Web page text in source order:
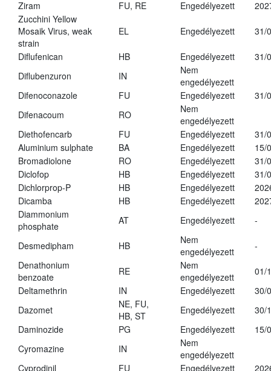
Ziram
FU, RE Engedélyezett
Zucchini Yellow
Mosaik Virus, weak
strain
EL Engedélyezett 31/
Diflufenican HB Engedélyezett
31/
Diflubenzuron
IN
Nem
engedélyezett
Difenoconazole
FU Engedélyezett
31/
Difenacoum
RO
Nem
engedélyezett
Diethofencarb
FU Engedélyezett
31/
Aluminium sulphate
BA Engedélyezett
15/
Bromadiolone
RO Engedélyezett
31/
Diclofop
HB Engedélyezett
31/
Dichlorprop-P
HB Engedélyezett
Dicamba
HB Engedélyezett
Diammonium
phosphate
AT Engedélyezett -
Desmedipham HB
Nem
engedélyezett
-
Denathonium
benzoate
RE
Nem
engedélyezett
01/
Deltamethrin
IN Engedélyezett
30/
Dazomet
NE, FU,
HB, ST
Engedélyezett
30/
Daminozide
PG Engedélyezett
15/
Cyromazine
IN
Nem
engedélyezett
Cyprodinil
FU Engedélyezett